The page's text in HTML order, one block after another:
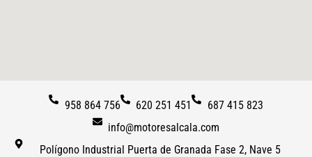
958 864 756 620 251 451
687 415 823
info@motoresalcala.com
Polígono Industrial Puerta de Granada Fase 2, Nave 5